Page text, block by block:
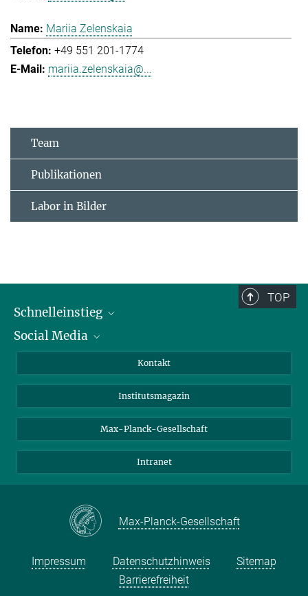
Mariia Zelenskaia
+49 551 201-1774
mariia.zelenskaia@...
Team
Publikationen
Labor in Bilder
TOP
Schnelleinstieg
Alumni
Fördernde
Schulen
Studierende
Social Media
Bluesky
Facebook
YouTube
Kontakt
Institutsmagazin
Max-Planck-Gesellschaft
Intranet
Max-Planck-Gesellschaft
Impressum Datenschutzhinweis
Sitemap
Barrierefreiheit